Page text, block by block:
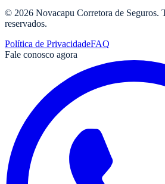
© 2026 Novacapu Corretora de Seguros.
reservados.
Política de PrivacidadeFAQ
Fale conosco agora